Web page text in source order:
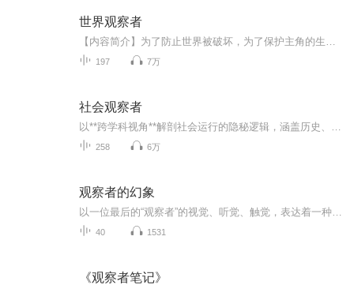
世界观察者
197 7万
社会观察者
258 6万
观察者的幻象
40 1531
《观察者笔记》